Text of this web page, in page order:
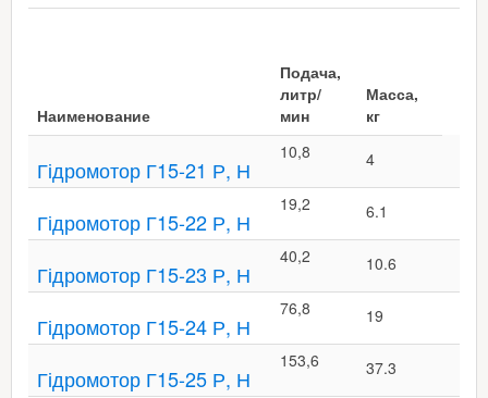
Наименование
Подача,
литр/
мин
Масса,
кг
Гідромотор Г15-21 Р, Н
10,8 4
Гідромотор Г15-22 Р, Н
19,2 6.1
Гідромотор Г15-23 Р, Н
40,2 10.6
Гідромотор Г15-24 Р, Н
76,8 19
Гідромотор Г15-25 Р, Н
153,6 37.3